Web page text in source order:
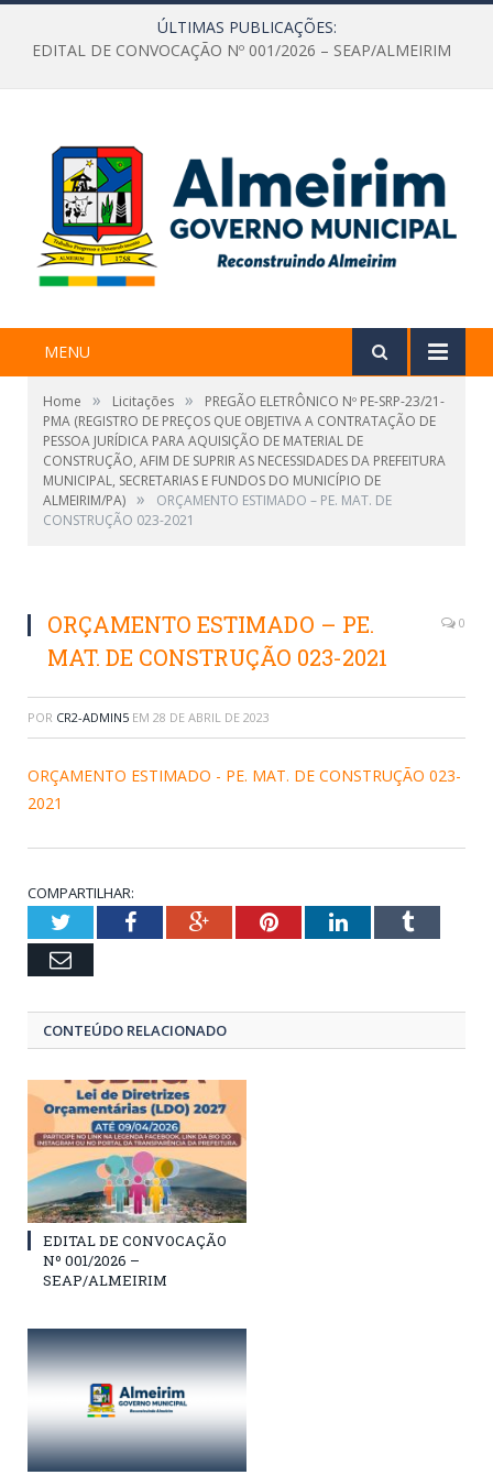
ÚLTIMAS PUBLICAÇÕES:
EDITAL DE CONVOCAÇÃO Nº 001/2026 – SEAP/ALMEIRIM
MENU
Home » Licitações »
PREGÃO ELETRÔNICO Nº PE-SRP-23/21-
PMA (REGISTRO DE PREÇOS QUE OBJETIVA A CONTRATAÇÃO DE
PESSOA JURÍDICA PARA AQUISIÇÃO DE MATERIAL DE
CONSTRUÇÃO, AFIM DE SUPRIR AS NECESSIDADES DA PREFEITURA
MUNICIPAL, SECRETARIAS E FUNDOS DO MUNICÍPIO DE
ALMEIRIM/PA) »
ORÇAMENTO ESTIMADO – PE. MAT. DE
CONSTRUÇÃO 023-2021
ORÇAMENTO ESTIMADO – PE.
MAT. DE CONSTRUÇÃO 023-2021
0
POR CR2-ADMIN5 EM 28 DE ABRIL DE 2023
ORÇAMENTO ESTIMADO - PE. MAT. DE CONSTRUÇÃO 023-
2021
COMPARTILHAR:
TwitterFacebookGoogle+PinterestLinkedInTumblr
Email
CONTEÚDO RELACIONADO
EDITAL DE CONVOCAÇÃO
Nº 001/2026 –
SEAP/ALMEIRIM